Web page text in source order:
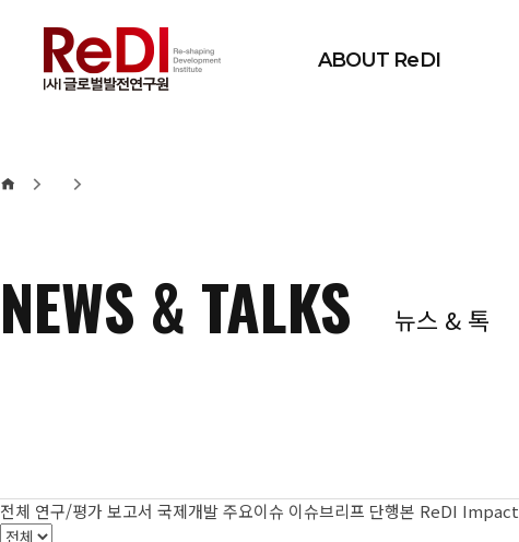
ABOUT ReDI
NEWS & TALKS 뉴스 & 톡
전체 연구/평가 보고서 국제개발 주요이슈 이슈브리프 단행본 ReDI Impact